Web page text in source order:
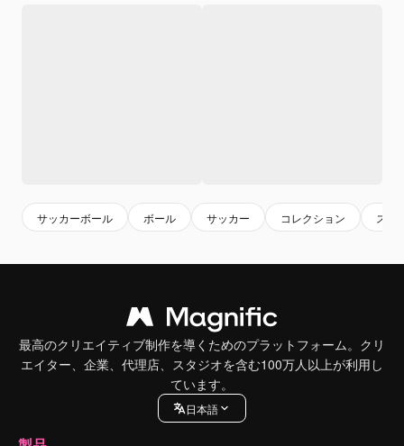
サッカーボール ボール サッカー コレクション スポ
最高のクリエイティブ制作を導くためのプラットフォーム。クリ
エイター、企業、代理店、スタジオを含む100万人以上が利用し
ています。
日本語